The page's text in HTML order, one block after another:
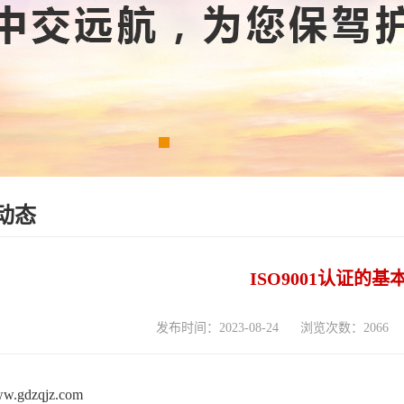
态
ISO9001认证的基
发布时间：2023-08-24 浏览次数：2066